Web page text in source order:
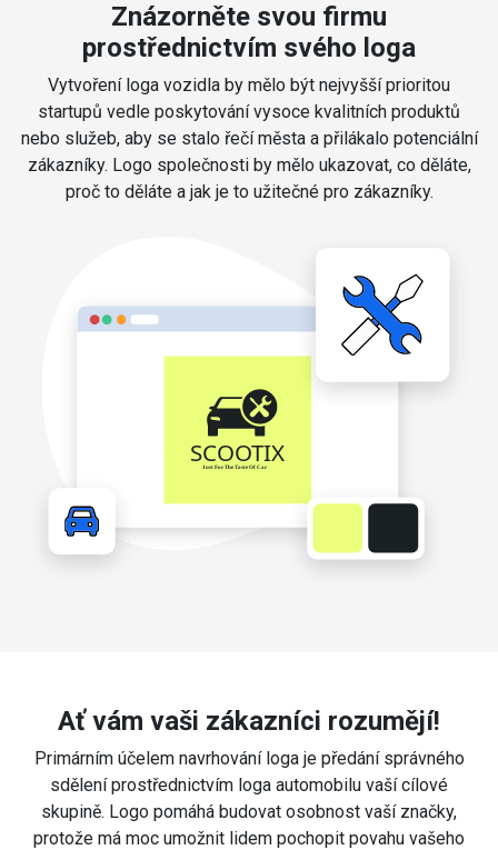
Znázorněte svou firmu
prostřednictvím svého loga
Vytvoření loga vozidla by mělo být nejvyšší prioritou
startupů vedle poskytování vysoce kvalitních produktů
nebo služeb, aby se stalo řečí města a přilákalo potenciální
zákazníky. Logo společnosti by mělo ukazovat, co děláte,
proč to děláte a jak je to užitečné pro zákazníky.
Ať vám vaši zákazníci rozumějí!
Primárním účelem navrhování loga je předání správného
sdělení prostřednictvím loga automobilu vaší cílové
skupině. Logo pomáhá budovat osobnost vaší značky,
protože má moc umožnit lidem pochopit povahu vašeho